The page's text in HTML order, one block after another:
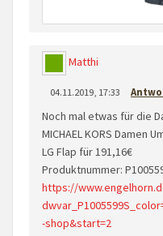
Matthi
04.11.2019, 17:33
Noch mal etwas für die
MICHAEL KORS Damen
LG Flap für 191,16€
Produktnummer:
https://
-shop&start=2